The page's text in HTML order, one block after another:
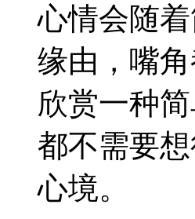
心情会随
缘由，嘴
欣赏一种
都不需要
心境。